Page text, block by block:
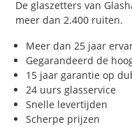
De glaszetters van
meer dan 2.400 ruiten.
Meer dan 25 jaar
Gegarandeerd de
15 jaar garantie op
24 uurs glasservice
Snelle levertijden
Scherpe prijzen